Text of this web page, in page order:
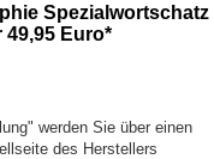
Spezialwortschatz
Euro*
werden Sie über einen
des Herstellers